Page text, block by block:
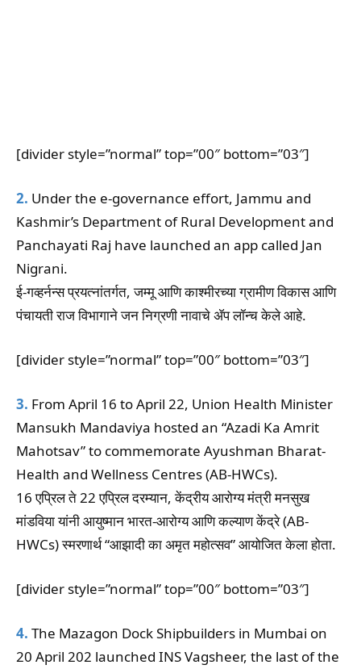
[divider style=”normal” top=”00″ bottom=”03″]
2. Under the e-governance effort, Jammu and
Kashmir’s Department of Rural Development and
Panchayati Raj have launched an app called Jan
Nigrani.
ई-गव्हर्नन्स प्रयत्नांतर्गत, जम्मू आणि काश्मीरच्या ग्रामीण विकास आणि
पंचायती राज विभागाने जन निग्रणी नावाचे ॲप लॉन्च केले आहे.
[divider style=”normal” top=”00″ bottom=”03″]
3. From April 16 to April 22, Union Health Minister
Mansukh Mandaviya hosted an “Azadi Ka Amrit
Mahotsav” to commemorate Ayushman Bharat-
Health and Wellness Centres (AB-HWCs).
16 एप्रिल ते 22 एप्रिल दरम्यान, केंद्रीय आरोग्य मंत्री मनसुख
मांडविया यांनी आयुष्मान भारत-आरोग्य आणि कल्याण केंद्रे (AB-
HWCs) स्मरणार्थ “आझादी का अमृत महोत्सव” आयोजित केला होता.
[divider style=”normal” top=”00″ bottom=”03″]
4. The Mazagon Dock Shipbuilders in Mumbai on
20 April 202 launched INS Vagsheer, the last of the